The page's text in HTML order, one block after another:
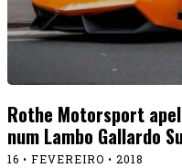
Rothe Motorsport
num Lambo Gallardo
16 • FEVEREIRO • 2018